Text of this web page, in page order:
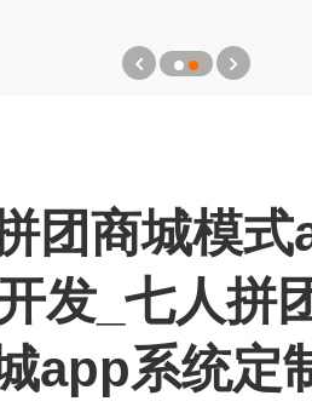
团商城模式
发_七人拼
app系统定